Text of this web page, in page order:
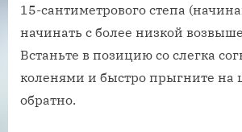
15-сантиметрового степа
начинать с более низкой
Встаньте в позицию со слегка
коленями и быстро прыгните на
обратно.